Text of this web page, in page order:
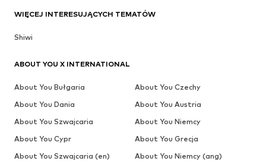
WIĘCEJ INTERESUJĄCYCH TEMATÓW
Shiwi
ABOUT YOU X INTERNATIONAL
About You Bułgaria
About You Czechy
About You Dania
About You Austria
About You Szwajcaria
About You Niemcy
About You Cypr
About You Grecja
About You Szwajcaria (en)
About You Niemcy (ang)